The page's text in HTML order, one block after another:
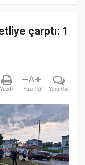
çarptı: 1
Yazdır
A
Yazı Tipi Yorumlar